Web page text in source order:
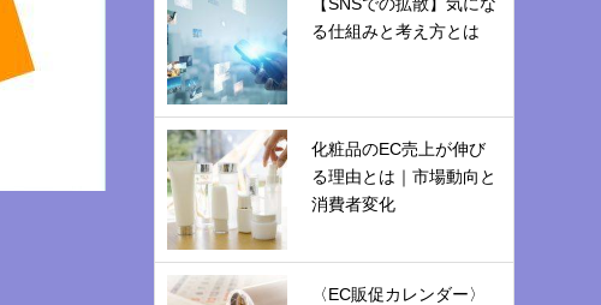
る仕組みと考え方とは
化粧品のEC売上が伸び
る理由とは｜市場動向と
消費者変化
〈EC販促カレンダー〉